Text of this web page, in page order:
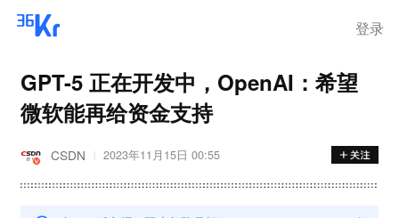
登录
GPT-5 正在开发中，OpenAI：希望
微软能再给资金支持
CSDN 2023年11月15日 00:55